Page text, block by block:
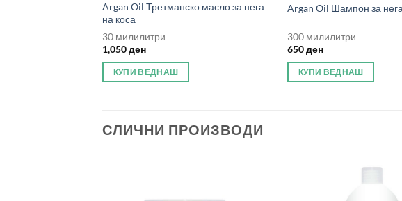
Argan Oil Третманско масло за нега
на коса
30 милилитри
1,050ден
КУПИ ВЕДНАШ
Argan Oil Шампон за
300 милилитри
650ден
КУПИ ВЕДНАШ
СЛИЧНИ ПРОИЗВОДИ